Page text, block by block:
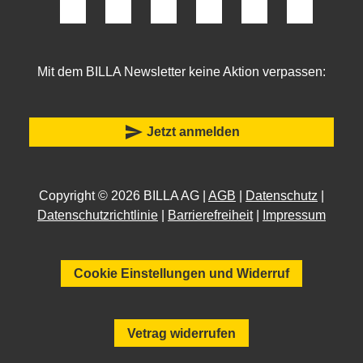
Mit dem BILLA Newsletter keine Aktion verpassen:
send Jetzt anmelden
Copyright © 2026 BILLA AG | AGB Datenschutz
Datenschutzrichtlinie
Barrierefreiheit| Impressum
Cookie Einstellungen und Widerruf
Vetrag widerrufen